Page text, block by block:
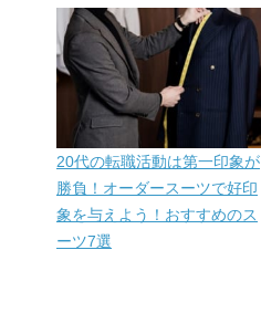
20代の転職活動は第一印象が
勝負！オーダースーツで好印
象を与えよう！おすすめのス
ーツ7選